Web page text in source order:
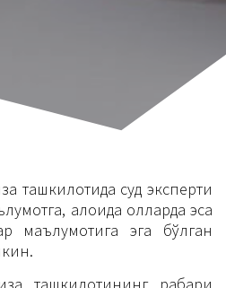
ташкилотида суд эксперти
алоҳида ҳолларда эса
маълумотига эга бўлган
ташкилотининг раҳбари